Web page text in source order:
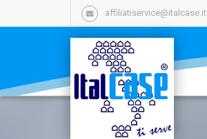
affiliatiservice@italcase.it